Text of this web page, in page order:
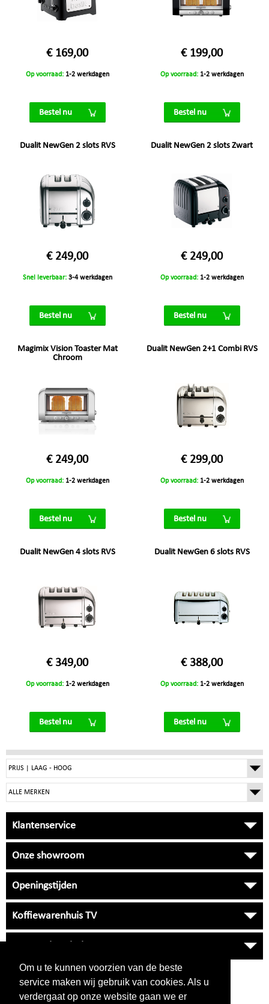
Om u te kunnen voorzien van de beste
service maken wij gebruik van cookies. Als u
verdergaat op onze website gaan we er
€ 169,00
Op voorraad: 1-2 werkdagen
Bestel nu
€ 199,00
Op voorraad: 1-2 werkdagen
Bestel nu
Dualit NewGen 2 slots RVS
€ 249,00
Snel leverbaar: 3-4 werkdagen
Bestel nu
Dualit NewGen 2 slots Zwart
€ 249,00
Op voorraad: 1-2 werkdagen
Bestel nu
Magimix Vision Toaster Mat
Chroom
€ 249,00
Op voorraad: 1-2 werkdagen
Bestel nu
Dualit NewGen 2+1 Combi RVS
€ 299,00
Op voorraad: 1-2 werkdagen
Bestel nu
Dualit NewGen 4 slots RVS
€ 349,00
Op voorraad: 1-2 werkdagen
Bestel nu
Dualit NewGen 6 slots RVS
€ 388,00
Op voorraad: 1-2 werkdagen
Bestel nu
Klantenservice
Onze showroom
Openingstijden
Koffiewarenhuis TV
VRAGEN?
038 33 34 530